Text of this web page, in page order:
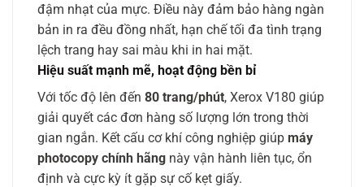
đậm nhạt của mực. Điều này đảm bảo hàng ngàn
bản in ra đều đồng nhất, hạn chế tối đa tình trạng
lệch trang hay sai màu khi in hai mặt.
Hiệu suất mạnh mẽ, hoạt động bền bỉ
Với tốc độ lên đến 80 trang/phút, Xerox V180 giúp
giải quyết các đơn hàng số lượng lớn trong thời
gian ngắn. Kết cấu cơ khí công nghiệp giúp máy
photocopy chính hãng này vận hành liên tục, ổn
định và cực kỳ ít gặp sự cố kẹt giấy.